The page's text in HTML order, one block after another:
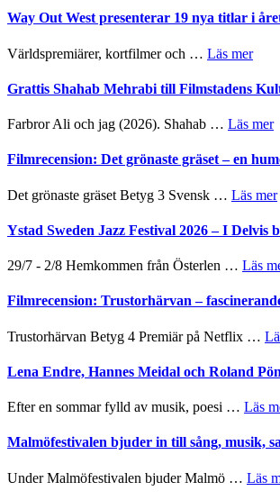
Way Out West presenterar 19 nya titlar i
Världspremiärer, kortfilmer och … Läs merom
Out
19
titlar
årets
Grattis Shahab Mehrabi till Filmstadens
Farbror Ali och jag (2026). Shahab … Läs mer
Filmrecension: Det grönaste gräset – en
Det grönaste gräset Betyg 3 Svensk … Läs mer
Ystad Sweden Jazz Festival 2026 – I
29/7 - 2/8 Hemkommen från Österlen … Läs
Filmrecension: Trustorhärvan –
Trustorhärvan Betyg 4 Premiär på Netflix …
Lena Endre, Hannes Meidal och Roland
Efter en sommar fylld av musik, poesi … Läs
Malmöfestivalen bjuder in till sång, musik,
Under Malmöfestivalen bjuder Malmö … Läs